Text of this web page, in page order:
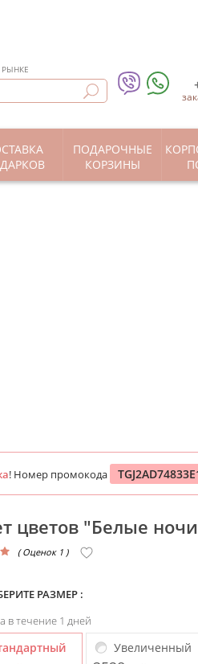
РЫНКЕ
ПОДАРОЧНЫЕ
КОРЗИНЫ
! Номер промокода
цветов "Белые
( Оценок 1 )
РАЗМЕР :
в течение 1 дней
Увеличенный